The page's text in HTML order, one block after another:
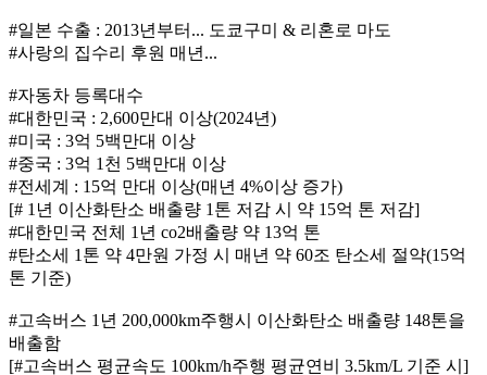
#일본 수출 : 2013년부터... 도쿄구미 & 리혼로 마도
#사랑의 집수리 후원 매년...
#자동차 등록대수
#대한민국 : 2,600만대 이상(2024년)
#미국 : 3억 5백만대 이상
#중국 : 3억 1천 5백만대 이상
#전세계 : 15억 만대 이상(매년 4%이상 증가)
[# 1년 이산화탄소 배출량 1톤 저감 시 약 15억 톤 저감]
#대한민국 전체 1년 co2배출량 약 13억 톤
#탄소세 1톤 약 4만원 가정 시 매년 약 60조 탄소세 절약(15억
톤 기준)
#고속버스 1년 200,000km주행시 이산화탄소 배출량 148톤을
배출함
[#고속버스 평균속도 100km/h주행 평균연비 3.5km/L 기준 시]